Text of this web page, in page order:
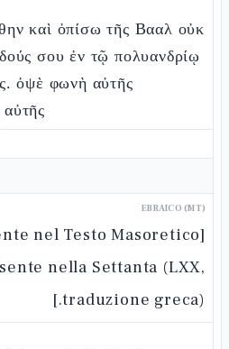
καὶ ὀπίσω τῆς Βααλ οὐκ
σου ἐν τῷ πολυανδρίῳ
ὀψὲ φωνὴ αὐτῆς
EBRAICO (MT)
nel Testo Masoretico
nella Settanta (LXX,
traduzione greca).]